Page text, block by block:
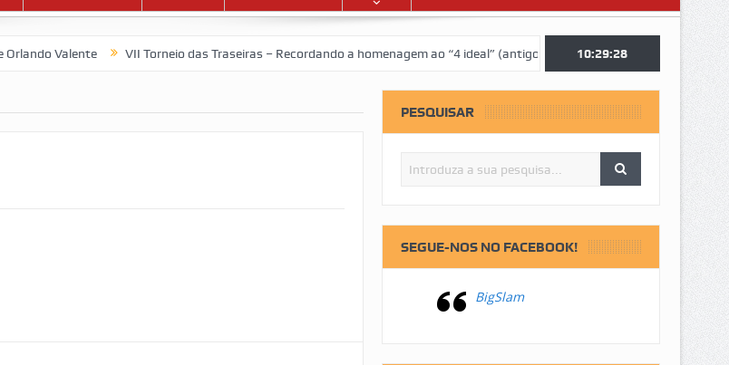
VII Torneio das Traseiras – Recordando a homenagem ao “4 ideal” (antigos atletas “moçambicanos” do GCF da
10:29:28
PESQUISAR
SEGUE-NOS NO FACEBOOK!
BigSlam